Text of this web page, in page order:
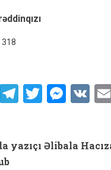
318
WhatsApp
Telegram
Twitter
yazıçı Əlibala